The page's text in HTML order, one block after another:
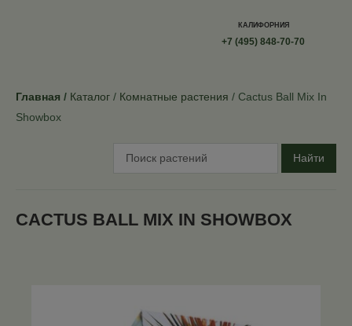
КАЛИФОРНИЯ
+7 (495) 848-70-70
Главная Каталог Комнатные растения
Cactus Ball Mix In
Showbox
Найти
CACTUS BALL MIX IN SHOWBOX